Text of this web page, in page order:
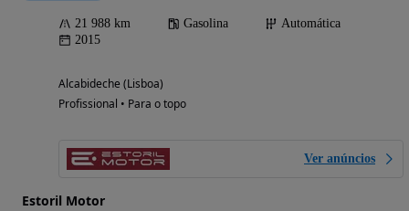
21 988 km Gasolina
Automática
2015
Alcabideche (Lisboa)
Profissional • Para o topo
Ver anúncios
Estoril Motor